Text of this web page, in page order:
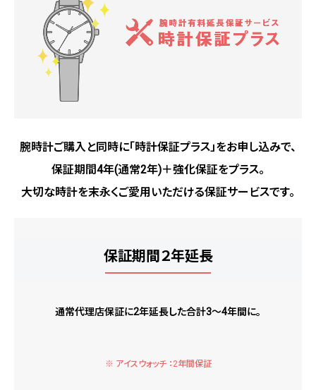
腕時計ご購入と同時に「時計保証プラス」をお申し込みで、
保証期間4年(通常2年)＋強化保証をプラス。
大切な時計を末永くご愛用いただける保証サービスです。
保証期間２年延長
通常代理店保証に2年延長した合計3～4年間に。
※ アイスウォッチ ：2年間保証